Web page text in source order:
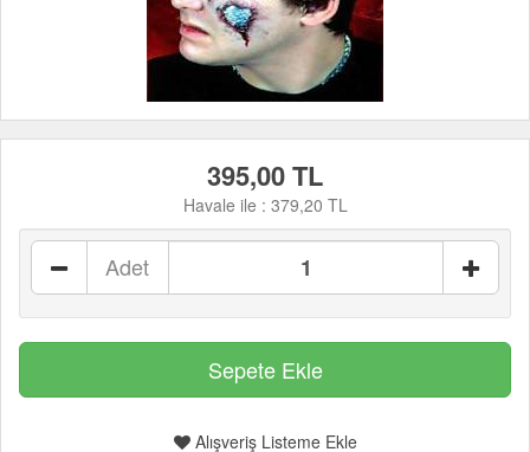
395,00 TL
Havale ile : 379,20 TL
Adet
Alışveriş Listeme Ekle